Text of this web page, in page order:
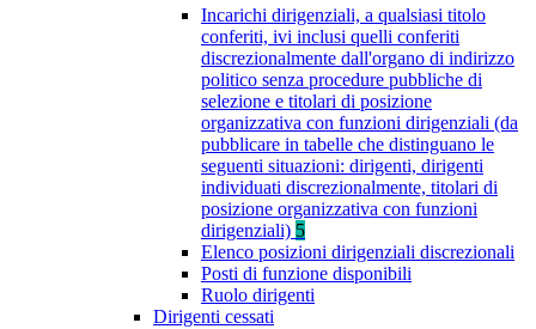
Incarichi dirigenziali, a qualsiasi titolo
conferiti, ivi inclusi quelli conferiti
discrezionalmente dall'organo di indirizzo
politico senza procedure pubbliche di
selezione e titolari di posizione
organizzativa con funzioni dirigenziali (da
pubblicare in tabelle che distinguano le
seguenti situazioni: dirigenti, dirigenti
individuati discrezionalmente, titolari di
posizione organizzativa con funzioni
dirigenziali) 5
Elenco posizioni dirigenziali discrezionali
Posti di funzione disponibili
Ruolo dirigenti
Dirigenti cessati